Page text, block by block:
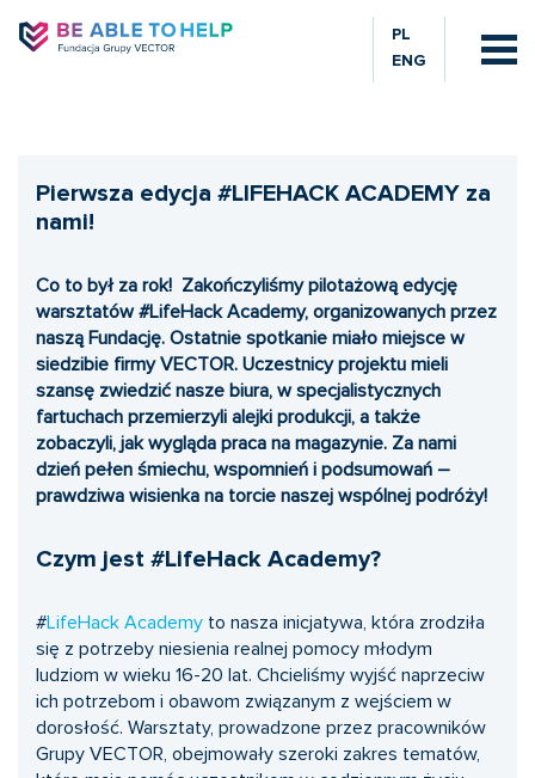
PL
ENG
Pierwsza edycja #LIFEHACK ACADEMY za
nami!
Co to był za rok! Zakończyliśmy pilotażową edycję
warsztatów #LifeHack Academy, organizowanych przez
naszą Fundację. Ostatnie spotkanie miało miejsce w
siedzibie firmy VECTOR. Uczestnicy projektu mieli
szansę zwiedzić nasze biura, w specjalistycznych
fartuchach przemierzyli alejki produkcji, a także
zobaczyli, jak wygląda praca na magazynie. Za nami
dzień pełen śmiechu, wspomnień i podsumowań –
prawdziwa wisienka na torcie naszej wspólnej podróży!
Czym jest #LifeHack Academy?
#LifeHack Academy to nasza inicjatywa, która zrodziła
się z potrzeby niesienia realnej pomocy młodym
ludziom w wieku 16-20 lat. Chcieliśmy wyjść naprzeciw
ich potrzebom i obawom związanym z wejściem w
dorosłość. Warsztaty, prowadzone przez pracowników
Grupy VECTOR, obejmowały szeroki zakres tematów,